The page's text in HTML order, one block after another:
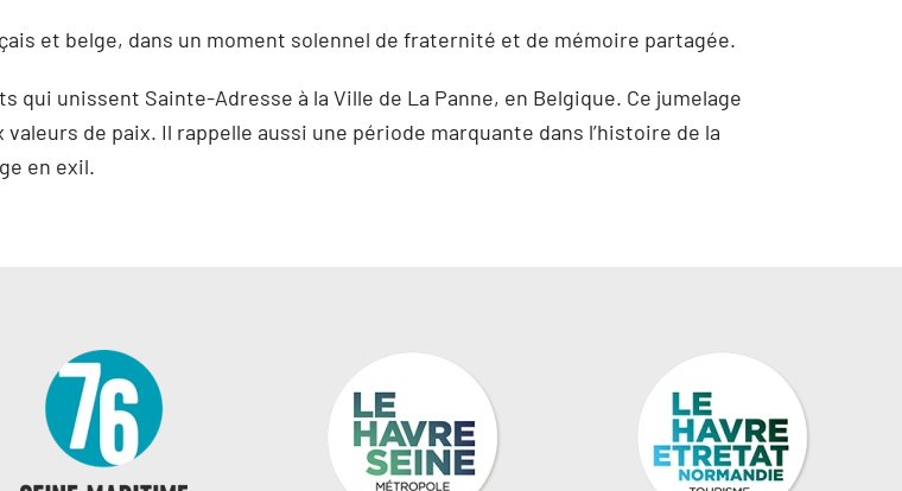
et belge, dans un moment solennel de fraternité et de mémoire partagée.
unissent Sainte-Adresse à la Ville de La Panne, en Belgique. Ce jumelage
de paix. Il rappelle aussi une période marquante dans l’histoire de la
en exil.